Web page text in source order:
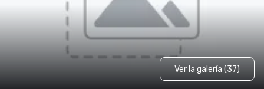
Ver la galería (37)